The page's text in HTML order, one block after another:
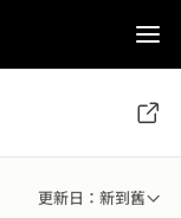
更新日：新到舊